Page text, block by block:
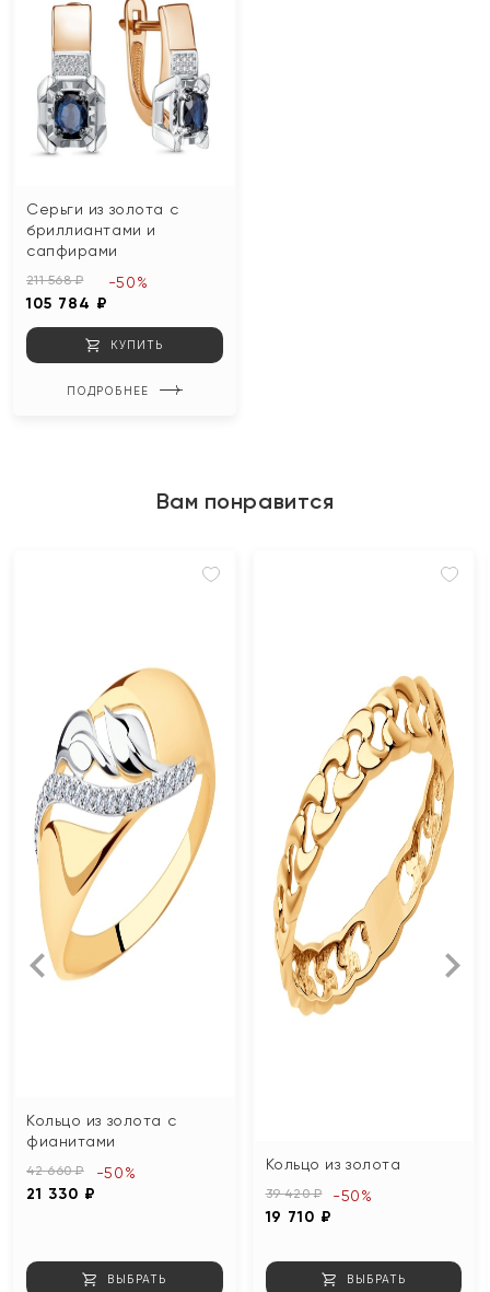
Серьги из золота с
бриллиантами и
сапфирами
211 568 ₽
105 784 ₽
-50%
КУПИТЬ
ПОДРОБНЕЕ
Вам понравится
Кольцо из золота с
фианитами
42 660 ₽
21 330 ₽
-50%
ВЫБРАТЬ
Кольцо из золота
39 420 ₽
19 710 ₽
-50%
ВЫБРАТЬ